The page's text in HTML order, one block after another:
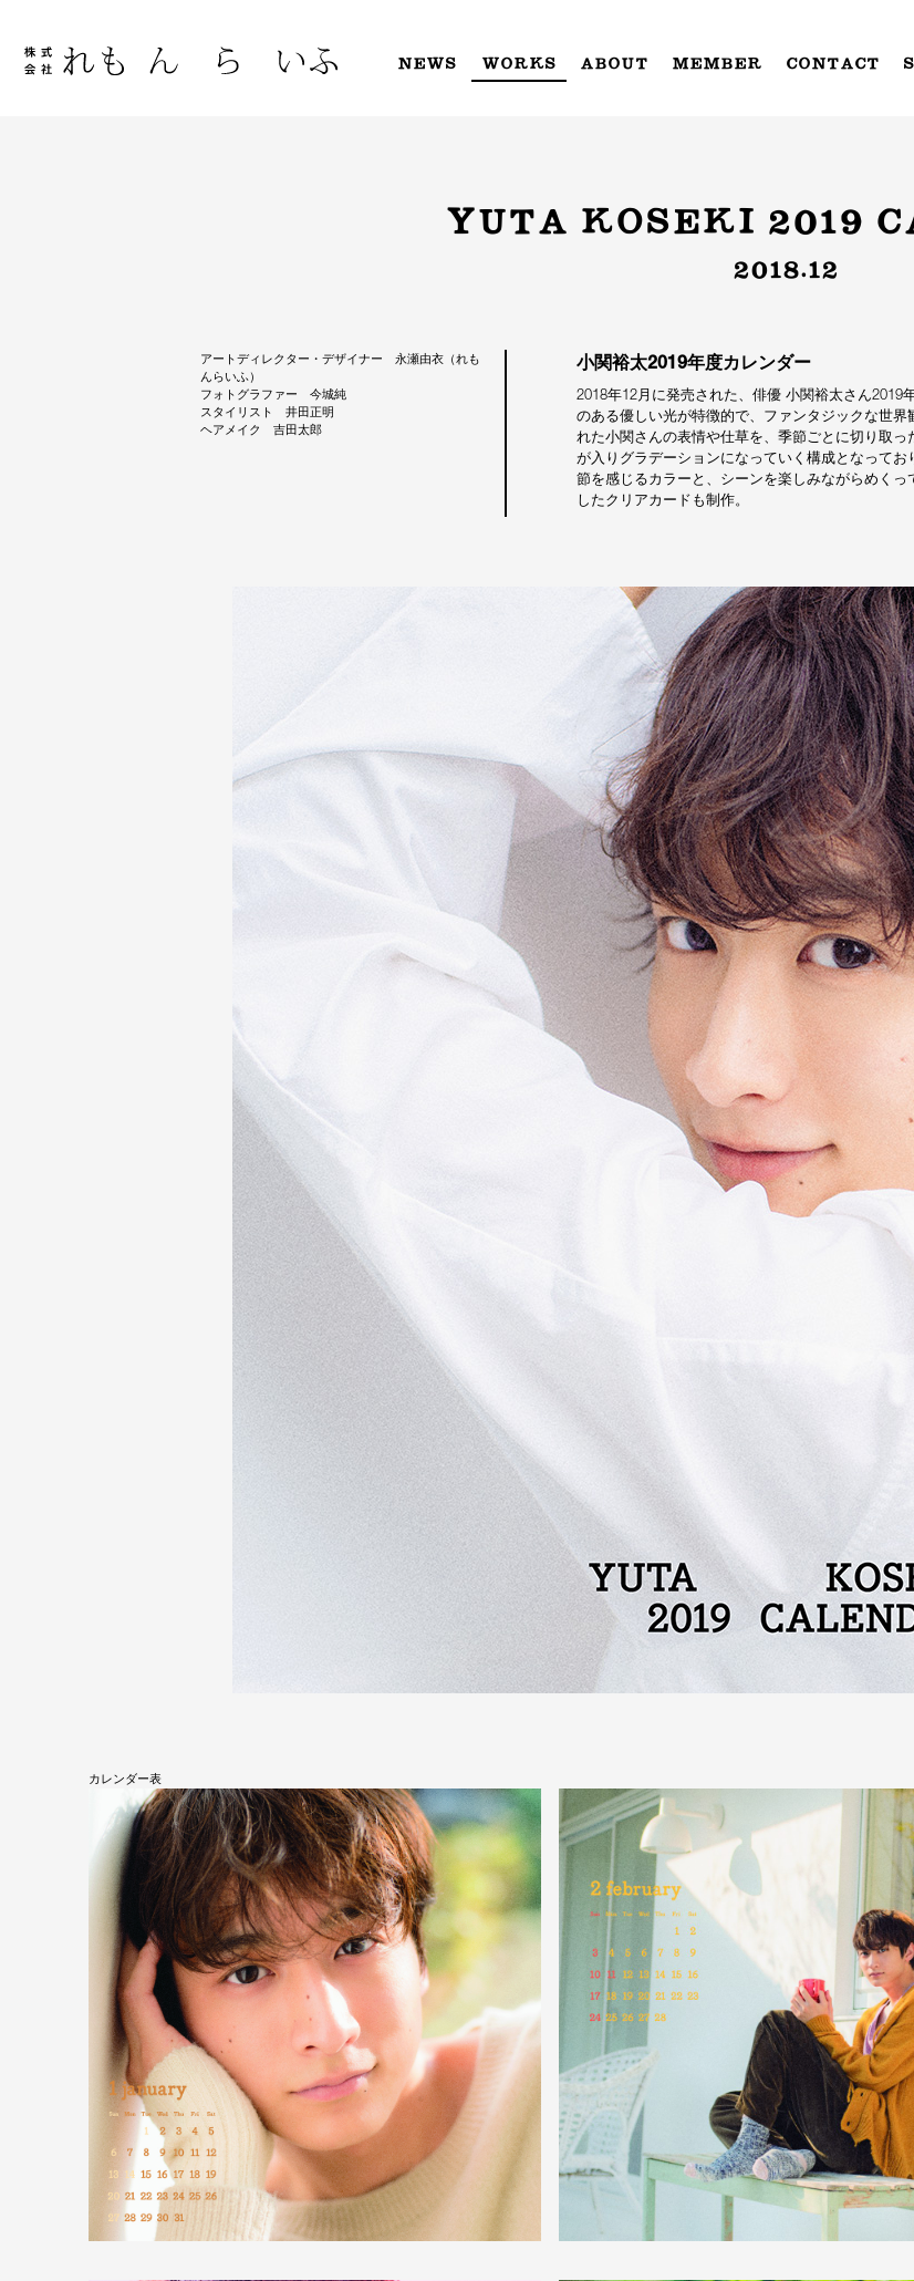
content
NEWS WORKS ABOUT MEMBER CONTACT
YUTA KOSEKI 2019
2018.12
アートディレクター・デザイナー 永瀬由衣（れも
んらいふ）
フォトグラファー 今城純
スタイリスト 井田正明
ヘアメイク 吉田太郎
小関裕太2019年度カレンダー
2018年12月に発売された、俳優 小関裕太さん
のある優しい光が特徴的で、ファンタジックな世
れた小関さんの表情や仕草を、季節ごとに切り取
が入りグラデーションになっていく構成となって
節を感じるカラーと、シーンを楽しみながらめく
したクリアカードも制作。
カレンダー表